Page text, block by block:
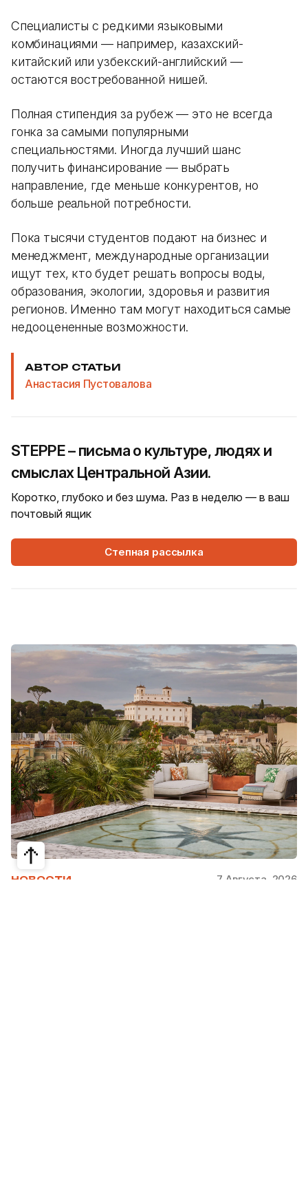
Специалисты с редкими языковыми
комбинациями — например, казахский-
китайский или узбекский-английский —
остаются востребованной нишей.
Полная стипендия за рубеж — это не всегда
гонка за самыми популярными
специальностями. Иногда лучший шанс
получить финансирование — выбрать
направление, где меньше конкурентов, но
больше реальной потребности.
Пока тысячи студентов подают на бизнес и
менеджмент, международные организации
ищут тех, кто будет решать вопросы воды,
образования, экологии, здоровья и развития
регионов. Именно там могут находиться самые
недооцененные возможности.
АВТОР СТАТЬИ
Анастасия Пустовалова
STEPPE – письма о культуре, людях и
смыслах Центральной Азии.
Коротко, глубоко и без шума. Раз в неделю — в ваш
почтовый ящик
Степная рассылка
НОВОСТИ 7 Августа, 2026